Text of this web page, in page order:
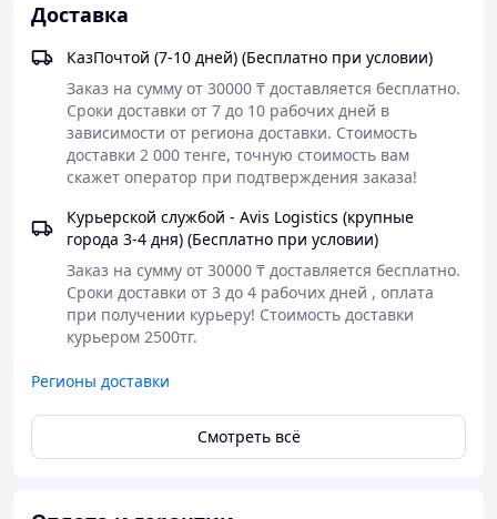
В нем содержатся полезные компоненты природного
происхождения:
Лаванда и мимоза – действенные ингредиенты,
выполняющие несколько функций. К ним
относится сглаживание рубцов, устранение
аллергических реакций, активизация выработки
коллагена.
Виноградные косточки – компонент,
насыщенный биофлавоноидами. С его помощью
восстанавливается эластичность кожи,
улучшаются обменные процессы, исчезают
признаки возрастных изменений.
Сок алоэ – незаменимое вещество, в котором
содержатся витамины и минералы. Оно очищает
кожу от загрязнений, обеспечивает ее
SILK, нужно оформить заказ на нашем сайте. В
продаже представлен оригинальный продукт от
российских косметологов. Он прекрасно подходит для
Доставка
КазПочтой (7-10 дней) (Бесплатно при условии)
Заказ на сумму от 30000 ₸ доставляется бесплатно.
Сроки доставки от 7 до 10 рабочих дней в
зависимости от региона доставки. Стоимость
доставки 2 000 тенге, точную стоимость вам
скажет оператор при подтверждения заказа!
Курьерской службой - Avis Logistics (крупные
города 3-4 дня) (Бесплатно при условии)
Заказ на сумму от 30000 ₸ доставляется бесплатно.
Сроки доставки от 3 до 4 рабочих дней , оплата
при получении курьеру! Стоимость доставки
курьером 2500тг.
Регионы доставки
Смотреть всё